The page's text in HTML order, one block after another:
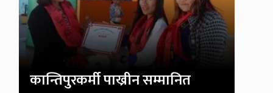
कान्तिपुरकर्मी पाख्रीन सम्मानित